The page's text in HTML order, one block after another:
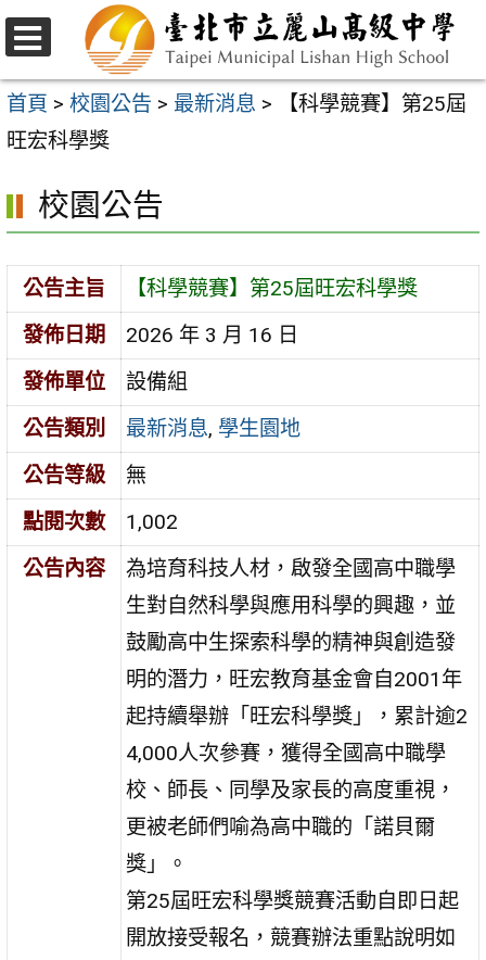
跳
至
主
要
容
區
選
單
首頁 > 校園公告 > 最新消息 >
【科學競賽】第25屆
旺宏科學獎
校園公告
公告主旨
【科學競賽】第25屆旺宏科學獎
發佈日期
2026 年 3 月 16 日
發佈單位
設備組
公告類別
最新消息, 學生園地
公告等級
無
點閱次數
1,002
公告內容
為培育科技人材，啟發全國高中職學
生對自然科學與應用科學的興趣，並
鼓勵高中生探索科學的精神與創造發
明的潛力，旺宏教育基金會自2001年
起持續舉辦「旺宏科學獎」，累計逾2
4,000人次參賽，獲得全國高中職學
校、師長、同學及家長的高度重視，
更被老師們喻為高中職的「諾貝爾
獎」。
第25屆旺宏科學獎競賽活動自即日起
開放接受報名，競賽辦法重點說明如